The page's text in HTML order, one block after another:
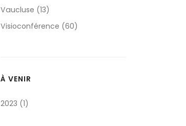
Vaucluse (13)
Visioconférence (60)
À VENIR
2023 (1)